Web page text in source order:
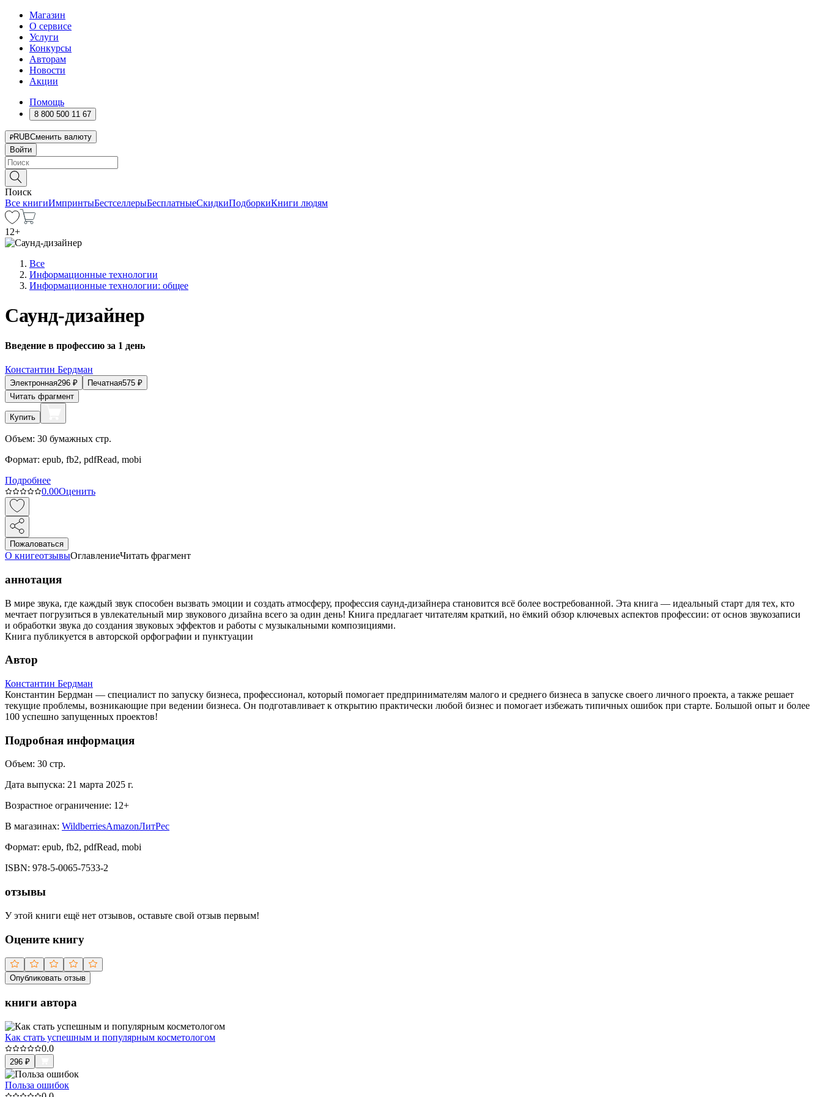
Магазин
О сервисе
Услуги
Конкурсы
Авторам
Новости
Акции
Помощь
8 800 500 11 67
RUBСменить валюту
Войти
Поиск
Все книгиИмпринтыБестселлерыБесплатныеСкидкиПодборкиКниги людям
12+
Все
Информационные технологии
Информационные технологии: общее
Саунд-дизайнер
Введение в профессию за 1 день
Константин Бердман
Электронная296 ₽ Печатная575 ₽
Читать фрагмент
Купить
Объем: 30 бумажных стр.
Формат: epub, fb2, pdfRead, mobi
Подробнее
0.00Оценить
Пожаловаться
О книгеотзывыОглавлениеЧитать фрагмент
аннотация
В мире звука, где каждый звук способен вызвать эмоции и создать атмосферу, профессия саунд-дизайнера становится всё более востребованной. Эта книга — идеальный старт для тех, кто
мечтает погрузиться в увлекательный мир звукового дизайна всего за один день! Книга предлагает читателям краткий, но ёмкий обзор ключевых аспектов профессии: от основ звукозаписи
и обработки звука до создания звуковых эффектов и работы с музыкальными композициями.
Книга публикуется в авторской орфографии и пунктуации
Автор
Константин Бердман
Константин Бердман — специалист по запуску бизнеса, профессионал, который помогает предпринимателям малого и среднего бизнеса в запуске своего личного проекта, а также решает
текущие проблемы, возникающие при ведении бизнеса. Он подготавливает к открытию практически любой бизнес и помогает избежать типичных ошибок при старте. Большой опыт и более
100 успешно запущенных проектов!
Подробная информация
Объем: 30 стр.
Дата выпуска: 21 марта 2025 г.
Возрастное ограничение: 12+
В магазинах: WildberriesAmazonЛитРес
Формат: epub, fb2, pdfRead, mobi
ISBN: 978-5-0065-7533-2
отзывы
У этой книги ещё нет отзывов, оставьте свой отзыв первым!
Оцените книгу
Опубликовать отзыв
книги автора
Как стать успешным и популярным косметологом
0.0
296 ₽
Польза ошибок